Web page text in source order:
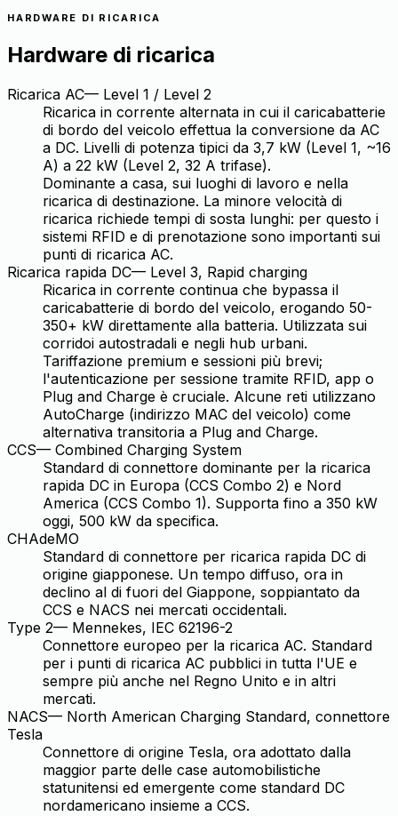
HARDWARE DI RICARICA
Hardware di ricarica
Ricarica AC— Level 1 / Level 2
Ricarica in corrente alternata in cui il caricabatterie
di bordo del veicolo effettua la conversione da AC
a DC. Livelli di potenza tipici da 3,7 kW (Level 1, ~16
A) a 22 kW (Level 2, 32 A trifase).
Dominante a casa, sui luoghi di lavoro e nella
ricarica di destinazione. La minore velocità di
ricarica richiede tempi di sosta lunghi: per questo i
sistemi RFID e di prenotazione sono importanti sui
punti di ricarica AC.
Ricarica rapida DC— Level 3, Rapid charging
Ricarica in corrente continua che bypassa il
caricabatterie di bordo del veicolo, erogando 50-
350+ kW direttamente alla batteria. Utilizzata sui
corridoi autostradali e negli hub urbani.
Tariffazione premium e sessioni più brevi;
l'autenticazione per sessione tramite RFID, app o
Plug and Charge è cruciale. Alcune reti utilizzano
AutoCharge (indirizzo MAC del veicolo) come
alternativa transitoria a Plug and Charge.
CCS— Combined Charging System
Standard di connettore dominante per la ricarica
rapida DC in Europa (CCS Combo 2) e Nord
America (CCS Combo 1). Supporta fino a 350 kW
oggi, 500 kW da specifica.
CHAdeMO
Standard di connettore per ricarica rapida DC di
origine giapponese. Un tempo diffuso, ora in
declino al di fuori del Giappone, soppiantato da
CCS e NACS nei mercati occidentali.
Type 2— Mennekes, IEC 62196-2
Connettore europeo per la ricarica AC. Standard
per i punti di ricarica AC pubblici in tutta l'UE e
sempre più anche nel Regno Unito e in altri
mercati.
NACS— North American Charging Standard, connettore
Tesla
Connettore di origine Tesla, ora adottato dalla
maggior parte delle case automobilistiche
statunitensi ed emergente come standard DC
nordamericano insieme a CCS.